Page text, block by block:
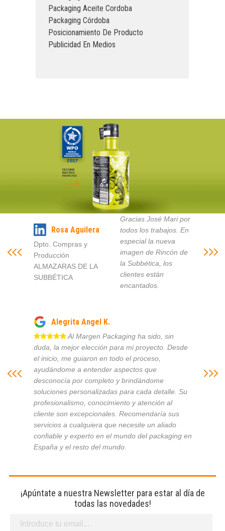
Packaging Aceite Cordoba
Packaging Córdoba
Posicionamiento De Producto
Publicidad En Medios
DESCUBRE
NUESTROS
PROYECTOS
Rosa Aguilera
Dpto. Compras y
Producción
ALMAZARAS DE LA
SUBBÉTICA
Gracias José Mari por
todos los trabajos. En
especial la nueva
imagen de Rincón de
la Subbética, los
clientes están
encantados.
Alegrita Angel K.
Al Margen Packaging ha sido, sin
duda, la mejor elección para mi proyecto. Desde
el inicio, me guiaron en todo el proceso,
ayudándome a entender aspectos que
desconocía por completo y brindándome
soluciones personalizadas para cada detalle. Su
profesionalismo, conocimiento y atención al
cliente son excepcionales. Recomendaría sus
servicios a cualquiera que necesite un aliado
confiable y experto en el mundo del packaging en
España y el resto del mundo.
¡Apúntate a nuestra Newsletter para estar al día de
todas las novedades!